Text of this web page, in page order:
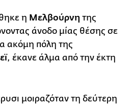
η Μελβούρνη της
άνοδο μίας θέσης σε
ακόμη πόλη της
, έκανε άλμα από την έκτη
μοιραζόταν τη δεύτερη